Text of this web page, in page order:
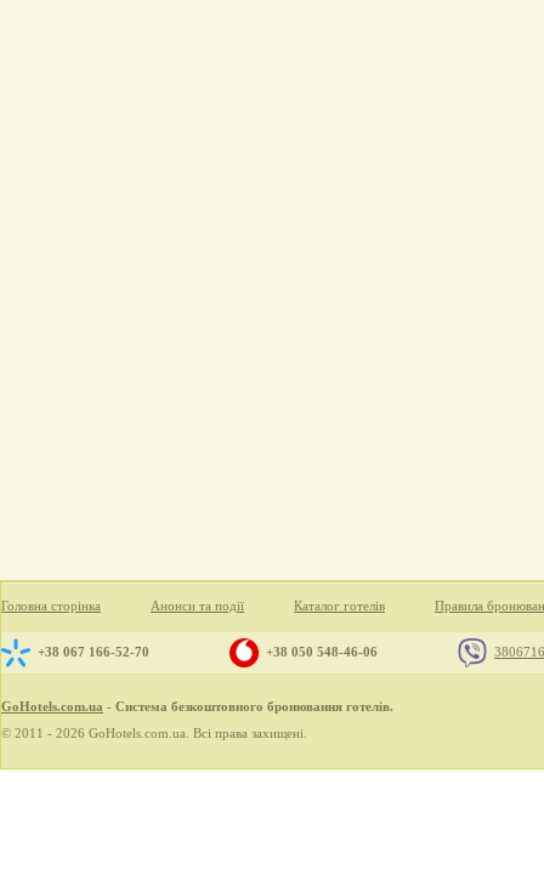
Головна сторінка Анонси та події Каталог готелів Правила
+38 067 166-52-70 +38 050 548-46-06
GoHotels.com.ua - Система безкоштовного бронювання готелів.
© 2011 - 2026 GoHotels.com.ua. Всі права захищені.